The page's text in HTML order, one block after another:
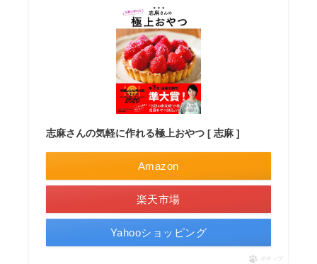
志麻さんの気軽に作れる極上おやつ [ 志麻 ]
Amazon
楽天市場
Yahooショッピング
ポチップ